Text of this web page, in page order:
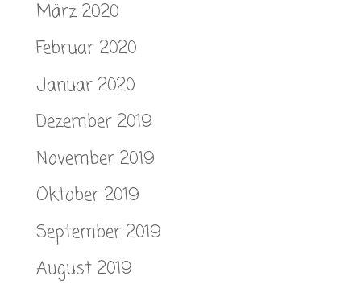
März 2020
Februar 2020
Januar 2020
Dezember 2019
November 2019
Oktober 2019
September 2019
August 2019